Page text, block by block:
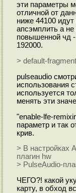
эти параметры
отличной от
ниже 44100 идут
апсэмплить а не
повышенной чд
192000.
> default-
pulseaudio
использования
используется
менять эти
"enable-lfe-
параметр и так
крив.
> В настройках
плагин hw
> PulseAudio-
ЧЕГО?! какой
карту, в обход